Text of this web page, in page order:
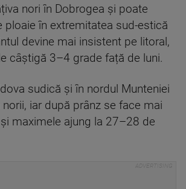
nori în Dobrogea și poate
ploaie în extremitatea sud-estică
devine mai insistent pe litoral,
câștigă 3–4 grade față de luni.
sudică și în nordul Munteniei
iar după prânz se face mai
maximele ajung la 27–28 de